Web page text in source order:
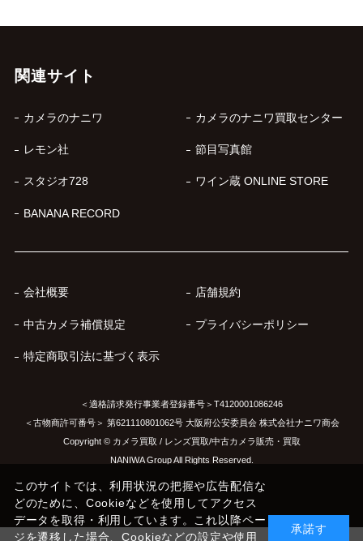
関連サイト
カメラのナニワ カメラのナニワ買取センター
レモン社 節目写真館
スタジオ728 ワイン蔵 ONLINE STORE
BANANA RECORD
会社概要 店舗規約
中古カメラ補償規定 プライバシーポリシー
特定商取引法に基づく表示
＜適格請求発行事業者登録番号＞T4120001086246
＜古物商許可番号＞ 第621110801062号 大阪府公安委員会 株式会社ナニワ商会
Copyright © カメラ買取 / レンズ買取/中古カメラ販売・買取
NANIWA Group All Rights Reserved.
このサイトでは、利用状況の把握や広告配信な
どのために、Cookieなどを使用してアクセス
データを取得・利用しています。これ以降ペー
ジを遷移した場合、Cookieなどの設定や使用
承諾す